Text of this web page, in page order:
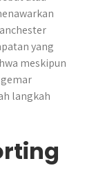
yang
meskipun
langkah